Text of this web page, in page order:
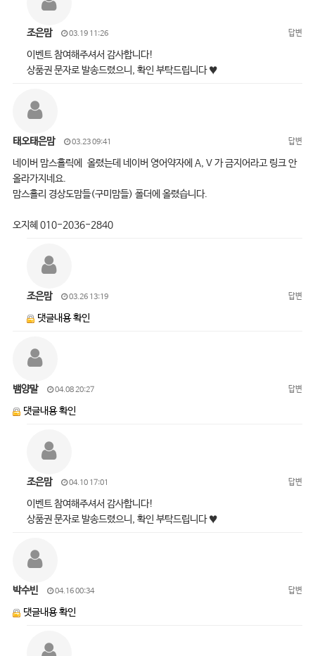
조은맘 03.19 11:26 답변
이벤트 참여해주셔서 감사합니다!
상품권 문자로 발송드렸으니, 확인 부탁드립니다 ♥
태오태은맘 03.23 09:41 답변
네이버 맘스홀릭에 올렸는데 네이버 영어약자에 A, V 가 금지어라고 링크 안
올라가지네요.
맘스홀리 경상도맘들(구미맘들) 폴더에 올렸습니다.
오지혜 010-2036-2840
조은맘 03.26 13:19 답변
댓글내용 확인
뱀양말 04.08 20:27 답변
댓글내용 확인
조은맘 04.10 17:01 답변
이벤트 참여해주셔서 감사합니다!
상품권 문자로 발송드렸으니, 확인 부탁드립니다 ♥
박수빈 04.16 00:34 답변
댓글내용 확인